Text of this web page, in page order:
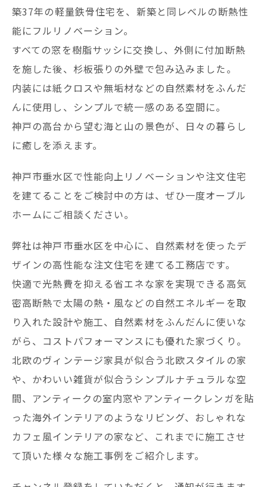
築37年の軽量鉄骨住宅を、新築と同レベルの断熱性
能にフルリノベーション。
すべての窓を樹脂サッシに交換し、外側に付加断熱
を施した後、杉板張りの外壁で包み込みました。
内装には紙クロスや無垢材などの自然素材をふんだ
んに使用し、シンプルで統一感のある空間に。
神戸の高台から望む海と山の景色が、日々の暮らし
に癒しを添えます。
神戸市垂水区で性能向上リノベーションや注文住宅
を建てることをご検討中の方は、ぜひ一度オーブル
ホームにご相談ください。
弊社は神戸市垂水区を中心に、自然素材を使ったデ
ザインの高性能な注文住宅を建てる工務店です。
快適で光熱費を抑える省エネな家を実現できる高気
密高断熱で太陽の熱・風などの自然エネルギーを取
り入れた設計や施工、自然素材をふんだんに使いな
がら、コストパフォーマンスにも優れた家づくり。
北欧のヴィンテージ家具が似合う北欧スタイルの家
や、かわいい雑貨が似合うシンプルナチュラルな空
間、アンティークの室内窓やアンティークレンガを貼
った海外インテリアのようなリビング、おしゃれな
カフェ風インテリアの家など、これまでに施工させ
て頂いた様々な施工事例をご紹介します。